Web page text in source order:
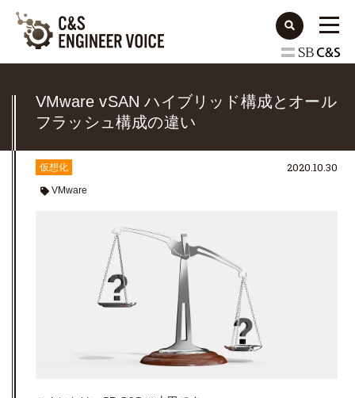
VMware vSAN ハイブリッド構成とオール
フラッシュ構成の違い
仮想化
VMware
2020.10.30